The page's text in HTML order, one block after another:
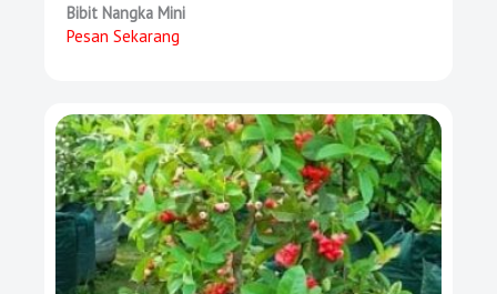
Bibit Nangka Mini
Pesan Sekarang